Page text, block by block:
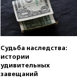
Судьба наследства:
истории
удивительных
завещаний